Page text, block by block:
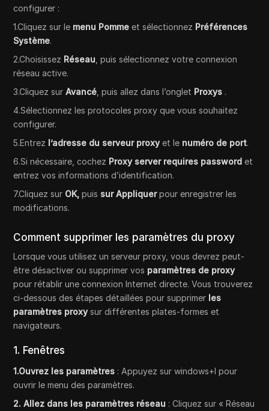
configurer :
1.Cliquez sur le menu Pomme et sélectionnez Préférences
Système.
2.Choisissez Réseau , puis sélectionnez votre connexion
réseau active.
3.Cliquez surAvancé , puis allez dans l’onglet Proxys .
4.Sélectionnez les protocoles proxy que vous souhaitez
configurer.
5.Entrez l’adresse du serveur proxyet le numéro de port.
6.Si nécessaire, cochez Proxy server requires password et
entrez vos informations d’identification.
7.Cliquez sur OK, puis sur Appliquerpour enregistrer les
modifications.
Comment supprimer les paramètres du proxy
Lorsque vous utilisez un serveur proxy, vous devrez peut-
être désactiver ou supprimer vos paramètres de proxy
pour rétablir une connexion Internet directe. Vous trouverez
ci-dessous des étapes détaillées pour supprimer les
paramètres proxysur différentes plates-formes et
navigateurs.
1. Fenêtres
1.Ouvrez les paramètres : Appuyez sur windows+I pour
ouvrir le menu des paramètres.
2. Allez dans les paramètres réseau : Cliquez sur « Réseau